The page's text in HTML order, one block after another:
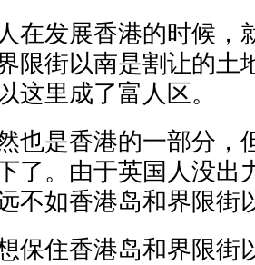
在发展香港的时候，
限街以南是割让的土
这里成了富人区。
也是香港的一部分，
了。由于英国人没出
不如香港岛和界限街
保住香港岛和界限街